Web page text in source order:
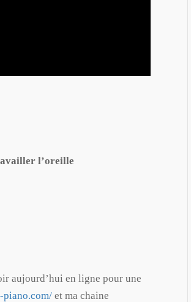
l’oreille
aujourd’hui en ligne pour une
piano.com/ et ma chaine